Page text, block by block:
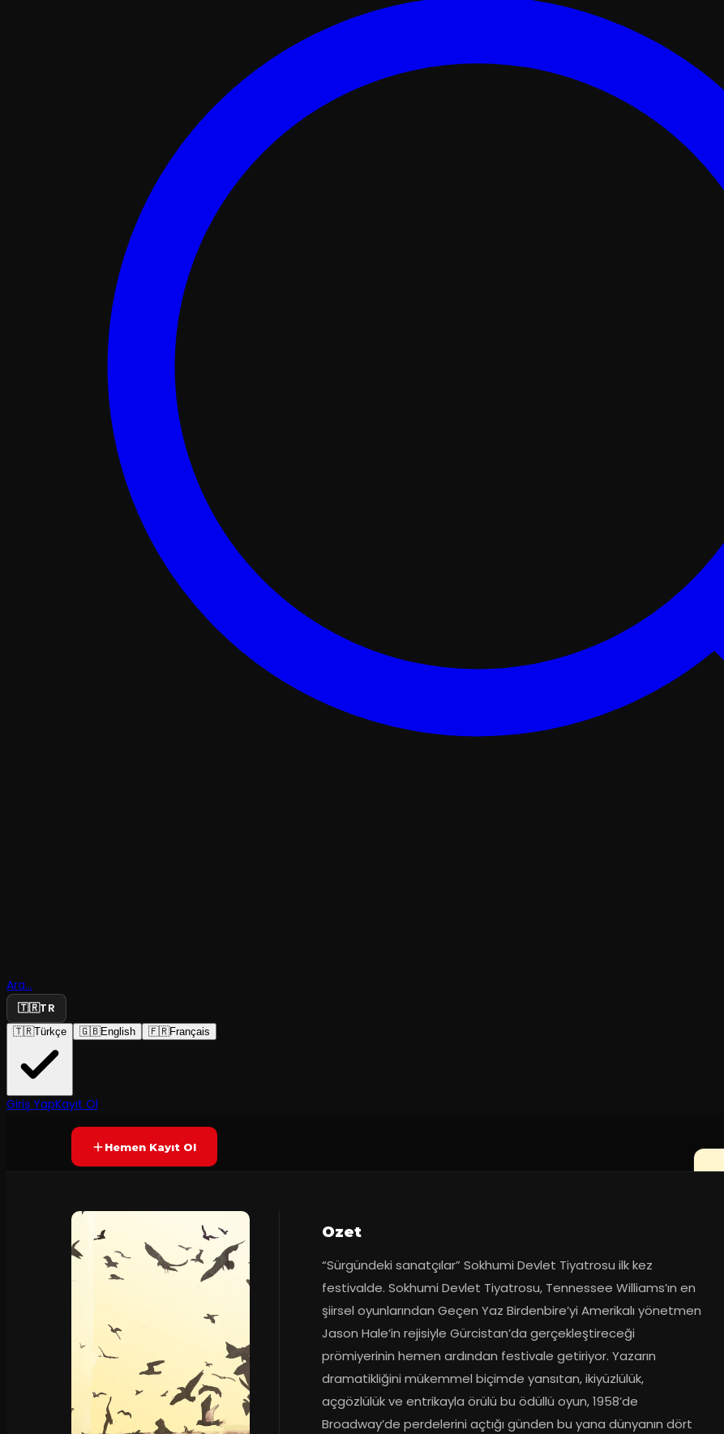
Ara...
🇹🇷TR
🇹🇷Türkçe 🇬🇧English 🇫🇷Français
Giriş YapKayıt Ol
Birdenbire
YAKINDA
Hemen Kayıt Ol
Ozet
“Sürgündeki sanatçılar” Sokhumi Devlet Tiyatrosu ilk kez
festivalde. Sokhumi Devlet Tiyatrosu, Tennessee Williams’ın en
şiirsel oyunlarından Geçen Yaz Birdenbire’yi Amerikalı yönetmen
Jason Hale’in rejisiyle Gürcistan’da gerçekleştireceği
prömiyerinin hemen ardından festivale getiriyor. Yazarın
dramatikliğini mükemmel biçimde yansıtan, ikiyüzlülük,
açgözlülük ve entrikayla örülü bu ödüllü oyun, 1958’de
Broadway’de perdelerini açtığı günden bu yana dünyanın dört